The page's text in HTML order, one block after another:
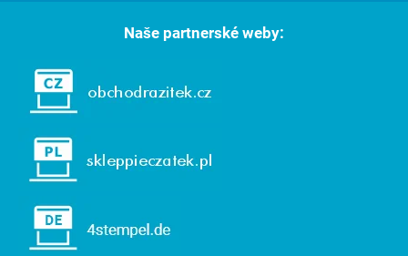
Naše partnerské weby: